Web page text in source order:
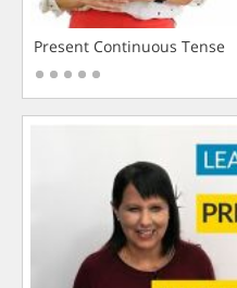
Present Continuous Tense